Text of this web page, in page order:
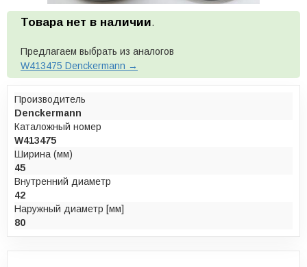
Товара нет в наличии.
Предлагаем выбрать из аналогов
W413475 Denckermann →
Производитель
Denckermann
Каталожный номер
W413475
Ширина (мм)
45
Внутренний диаметр
42
Наружный диаметр [мм]
80